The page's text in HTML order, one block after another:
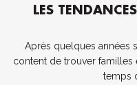
LES
Après quelques années
content de trouver familles
temps